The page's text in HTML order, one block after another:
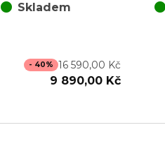
Skladem
- 40% 16 590,00 Kč
9 890,00 Kč